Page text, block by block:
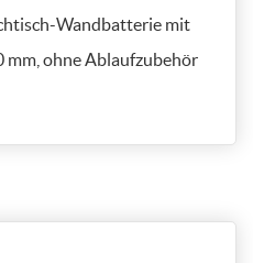
Wandbatterie mit
mm, ohne Ablaufzubehör